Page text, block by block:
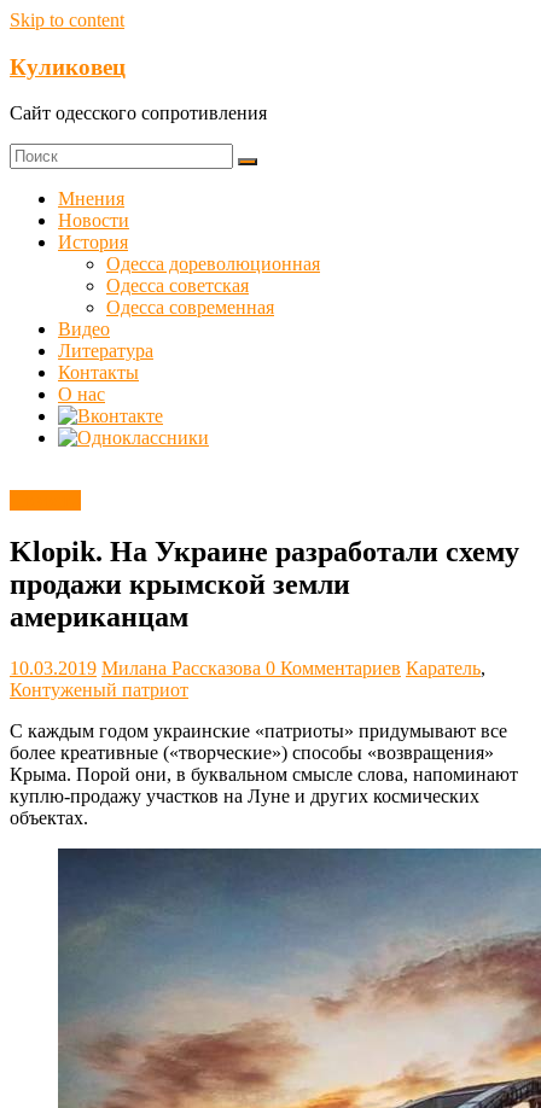
Skip to content
Куликовец
Сайт одесского сопротивления
Мнения
Новости
История
Одесса дореволюционная
Одесса советская
Одесса современная
Видео
Литература
Контакты
О нас
Klopik. На Украине разработали схему
продажи крымской земли
американцам
10.03.2019 Милана Рассказова 0 Комментариев Каратель,
Контуженый патриот
С каждым годом украинские «патриоты» придумывают все
более креативные («творческие») способы «возвращения»
Крыма. Порой они, в буквальном смысле слова, напоминают
куплю-продажу участков на Луне и других космических
объектах.